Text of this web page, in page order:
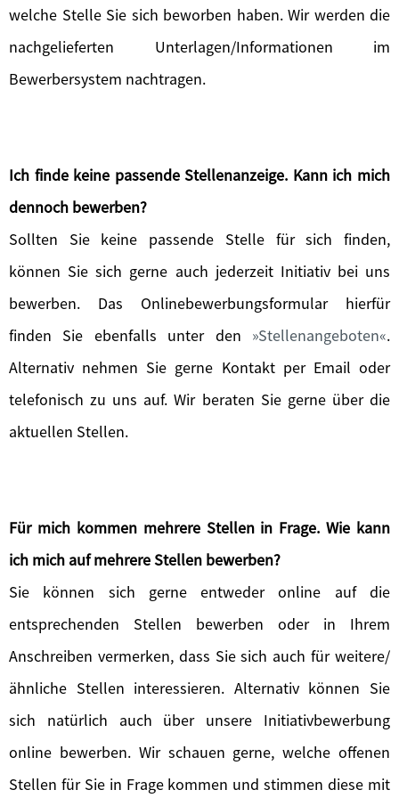
welche Stelle Sie sich beworben haben. Wir werden die
nachgelieferten Unterlagen/Informationen im
Bewerbersystem nachtragen.
Ich finde keine passende Stellenanzeige. Kann ich mich
dennoch bewerben?
Sollten Sie keine passende Stelle für sich finden,
können Sie sich gerne auch jederzeit Initiativ bei uns
bewerben. Das Onlinebewerbungsformular hierfür
finden Sie ebenfalls unter den
Stellenangeboten .
Alternativ nehmen Sie gerne Kontakt per Email oder
telefonisch zu uns auf. Wir beraten Sie gerne über die
aktuellen Stellen.
Für mich kommen mehrere Stellen in Frage. Wie kann
ich mich auf mehrere Stellen bewerben?
Sie können sich gerne entweder online auf die
entsprechenden Stellen bewerben oder in Ihrem
Anschreiben vermerken, dass Sie sich auch für weitere/
ähnliche Stellen interessieren. Alternativ können Sie
sich natürlich auch über unsere Initiativbewerbung
online bewerben. Wir schauen gerne, welche offenen
Stellen für Sie in Frage kommen und stimmen diese mit